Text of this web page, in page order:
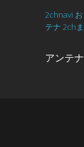
2chnavi
テナ 2ch
アンテ